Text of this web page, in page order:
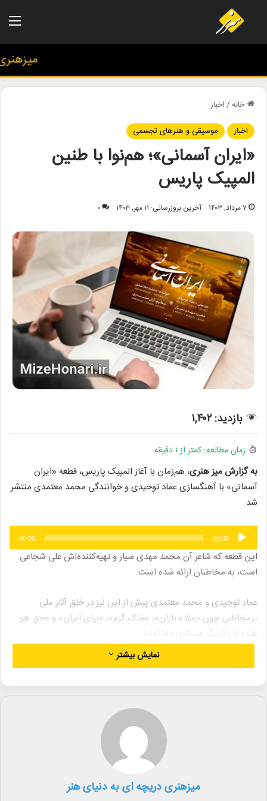
خانه/اخبار
اخبار
موسیقی و هنرهای تجسمی
«ایران آسمانی»؛ هم‌نوا با طنین
المپیک پاریس
۷ مرداد, ۱۴۰۳ آخرین بروزرسانی: ۱۱ مهر, ۱۴۰۳ ۰
بازدید: ۱,۴۰۲
زمان مطالعه: کمتر از ۱ دقیقه
به گزارش میز هنری، هم‌زمان با آغاز المپیک پاریس، قطعه «ایران
آسمانی» با آهنگسازی عماد توحیدی و خوانندگی محمد معتمدی منتشر
شد.
پخش‌کننده
صوت
00:00
00:00
این قطعه که شاعر آن محمد مهدی سیار و تهیه‌کننده‌اش علی شجاعی
است، به مخاطبان ارائه شده است.
عماد توحیدی و محمد معتمدی پیش از این نیز در خلق آثار ملی
پرمخاطبی چون «مژده باران»، «خاک گرم»، «برای ایران» و «حق هو
هلا» با یکدیگر همکاری داشته‌اند.
همچنین، آلبوم «عیاروار» از این دو هنرمند مطرح، با بهره‌گیری از ده‌ها
است و در مراحل نهایی چاپ و انتشار قرار دارد.
نمایش بیشتر
میزهنری دریچه ای به دنیای هنر